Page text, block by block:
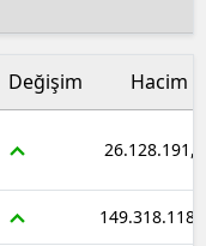
Değişim Hacim